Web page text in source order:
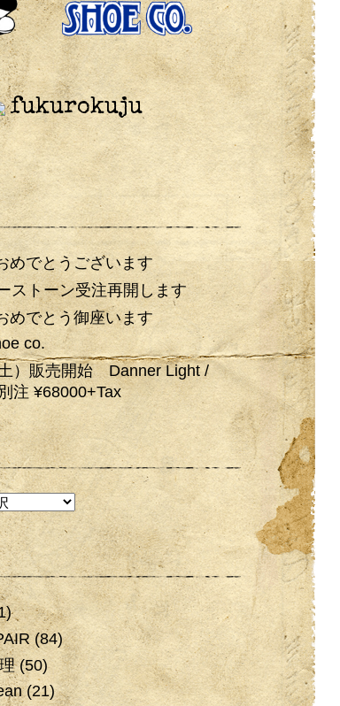
fukurokuju
めでとうございます
トーン受注再開します
めでとう御座います
co.
）販売開始 Danner Light /
注 ¥68000+Tax
(84)
(50)
(21)